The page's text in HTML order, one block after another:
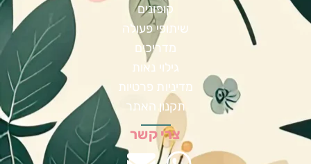
קופונים
שיתופי פעולה
מדריכים
גילוי נאות
מדיניות פרטיות
תקנון האתר
צרי קשר